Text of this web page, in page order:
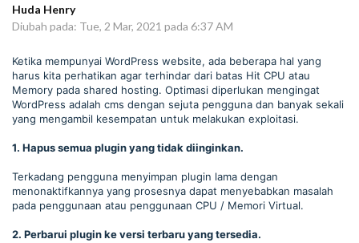
Huda Henry
Diubah pada: Tue, 2 Mar, 2021 pada 6:37 AM
Ketika mempunyai WordPress website, ada beberapa hal yang
harus kita perhatikan agar terhindar dari batas Hit CPU atau
Memory pada shared hosting. Optimasi diperlukan mengingat
WordPress adalah cms dengan sejuta pengguna dan banyak sekali
yang mengambil kesempatan untuk melakukan exploitasi.
1. Hapus semua plugin yang tidak diinginkan.
Terkadang pengguna menyimpan plugin lama dengan
menonaktifkannya yang prosesnya dapat menyebabkan masalah
pada penggunaan atau penggunaan CPU / Memori Virtual.
2. Perbarui plugin ke versi terbaru yang tersedia.